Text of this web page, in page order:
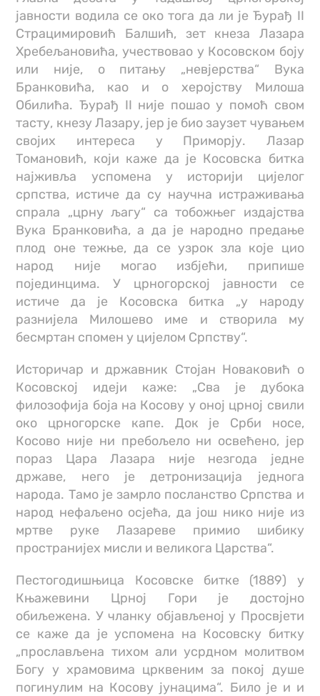
јавности водила се око тога да ли је Ђурађ II
Страцимировић Балшић, зет кнеза Лазара
Хребељановића, учествовао у Косовском боју
или није, о питању „невјерства“ Вука
Бранковића, као и о херојству Милоша
Обилића. Ђурађ II није пошао у помоћ свом
тасту, кнезу Лазару, јер је био заузет чувањем
својих интереса у Приморју. Лазар
Томановић, који каже да је Косовска битка
најживља успомена у историји цијелог
српства, истиче да су научна истраживања
спрала „црну љагу“ са тобожњег издајства
Вука Бранковића, а да је народно предање
плод оне тежње, да се узрок зла које цио
народ није могао избјећи, припише
појединцима. У црногорској јавности се
истиче да је Косовска битка „у народу
разнијела Милошево име и створила му
бесмртан спомен у цијелом Српству“.
Историчар и државник Стојан Новаковић о
Косовској идеји каже: „Сва је дубока
филозофија боја на Косову у оној црној свили
око црногорске капе. Док је Срби носе,
Косово није ни пребољело ни освећено, јер
пораз Цара Лазара није незгода једне
државе, него је детронизација једнога
народа. Тамо је замрло посланство Српства и
народ нефаљено осјећа, да још нико није из
мртве руке Лазареве примио шибику
пространијех мисли и великога Царства“.
Пестогодишњица Косовске битке (1889) у
Књажевини Црној Гори је достојно
обиљежена. У чланку објављеној у Просвјети
се каже да је успомена на Косовску битку
„прослављена тихом али усрдном молитвом
Богу у храмовима црквеним за покој душе
погинулим на Косову јунацима“. Било је и и